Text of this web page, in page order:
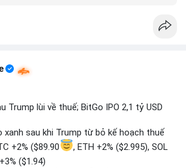
Trump lùi về thuế; BitGo IPO 2,1 tỷ USD
sau khi Trump từ bỏ kế hoạch thuế
+2% ($89.90
, ETH +2% ($2.995), SOL
($1.94)